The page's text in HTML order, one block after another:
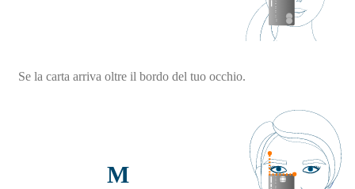
Se la carta arriva oltre il bordo del tuo occhio.
M